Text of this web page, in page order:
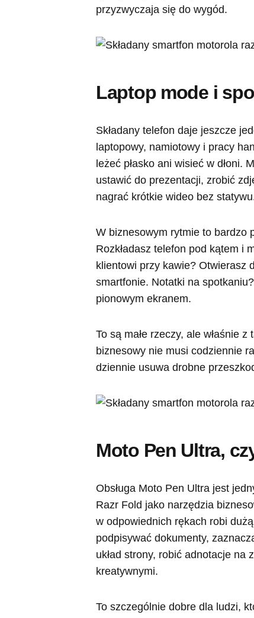
przyzwyczaja się do wygód.
Laptop mode i
Składany telefon daje jeszcze
laptopowy, namiotowy i pracy
leżeć płasko ani wisieć w dłoni.
ustawić do prezentacji, zrobić
nagrać krótkie wideo bez
W biznesowym rytmie to bardzo
Rozkładasz telefon pod kątem i
klientowi przy kawie? Otwierasz
smartfonie. Notatki na
pionowym ekranem.
To są małe rzeczy, ale właśnie
biznesowy nie musi codziennie
dziennie usuwa drobne
Moto Pen Ultra,
Obsługa Moto Pen Ultra jest
Razr Fold jako narzędzia
w odpowiednich rękach robi
podpisywać dokumenty,
układ strony, robić adnotacje na
kreatywnymi.
To szczególnie dobre dla ludzi,